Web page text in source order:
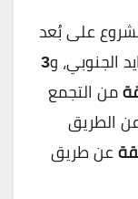
على بُعد
الجنوبي، و3
من التجمع
الطريق
عن طريق